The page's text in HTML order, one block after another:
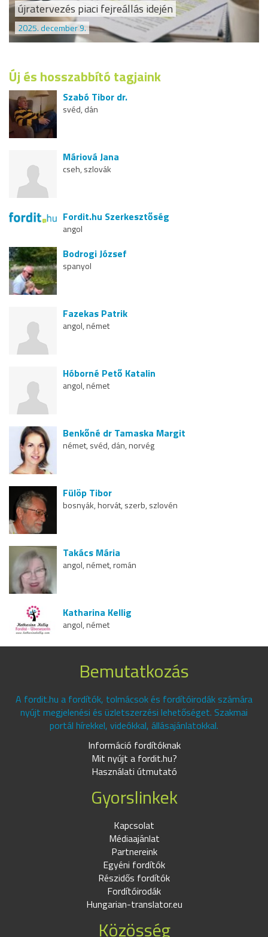
újratervezés piaci fejreállás idején
2025. december 9.
Új és hosszabbító tagjaink
Szabó Tibor dr.
svéd, dán
Máriová Jana
cseh, szlovák
Fordit.hu Szerkesztőség
angol
Bodrogi József
spanyol
Fazekas Patrik
angol, német
Hóborné Pető Katalin
angol, német
Benkőné dr Tamaska Margit
német, svéd, dán, norvég
Fülöp Tibor
bosnyák, horvát, szerb, szlovén
Takács Mária
angol, német, román
Katharina Kellig
angol, német
Bemutatkozás
A fordit.hu a fordítók, tolmácsok és fordítóirodák számára
nyújt megjelenési és üzletszerzési lehetőséget. Szakmai
portál hírekkel, videókkal, állásajánlatokkal.
Információ fordítóknak
Mit nyújt a fordit.hu?
Használati útmutató
Gyorslinkek
Kapcsolat
Médiaajánlat
Partnereink
Egyéni fordítók
Részidős fordítók
Fordítóirodák
Hungarian-translator.eu
Közösség